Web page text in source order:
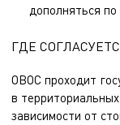
дополняться
ГДЕ
ОВОС проходит
в
зависимости от